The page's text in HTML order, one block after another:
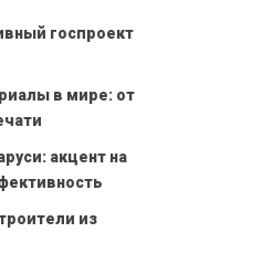
госпроект
в мире: от
акцент на
из